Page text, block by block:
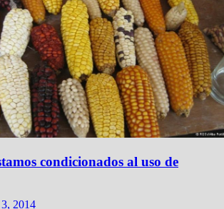
condicionados al uso de
2014